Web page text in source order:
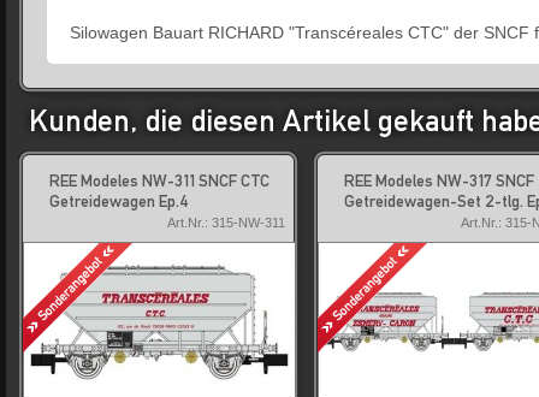
Silowagen Bauart RICHARD "Transcéreales CTC" der SNCF
Kunden, die diesen Artikel gekauft
REE Modeles NW-311 SNCF CTC
Getreidewagen Ep.4
Art.Nr.: 315-NW-311
REE Modeles NW-317 SNCF
Getreidewagen-Set 2-tlg.
Art.Nr.: 315-